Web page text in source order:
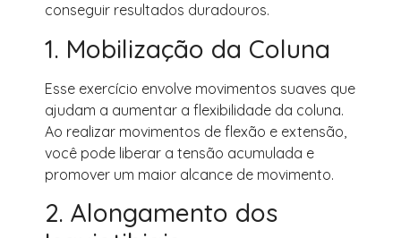
conseguir resultados duradouros.
1. Mobilização da Coluna
Esse exercício envolve movimentos suaves que
ajudam a aumentar a flexibilidade da coluna.
Ao realizar movimentos de flexão e extensão,
você pode liberar a tensão acumulada e
promover um maior alcance de movimento.
2. Alongamento dos